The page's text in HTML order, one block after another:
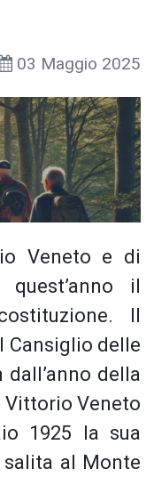
03 Maggio 2025
Veneto e di
quest’anno il
Il
Cansiglio delle
della
Vittorio Veneto
1925 la sua
al Monte